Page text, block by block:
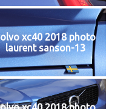
xc40 2018 photo
laurent sanson-13